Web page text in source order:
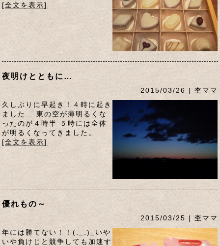
[全文を表示]
夜明けとともに…
2015/03/26 | 杢ママ
久しぶりに早起き！４時に起き
ました… 東の空が薄明るくな
ったのが４時半 ５時には全体
が明るくなってきました。
[全文を表示]
優れもの～
2015/03/25 | 杢ママ
年には勝てない！！(._.)_いや
いや負けじと競争しても加速す